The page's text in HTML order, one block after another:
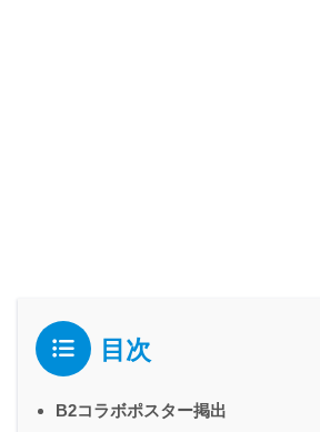
目次
B2コラボポスター掲出